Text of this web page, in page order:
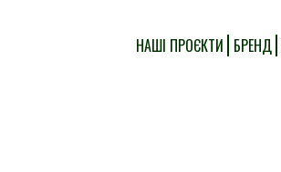
НАШІ ПРОЄКТИ БРЕНД